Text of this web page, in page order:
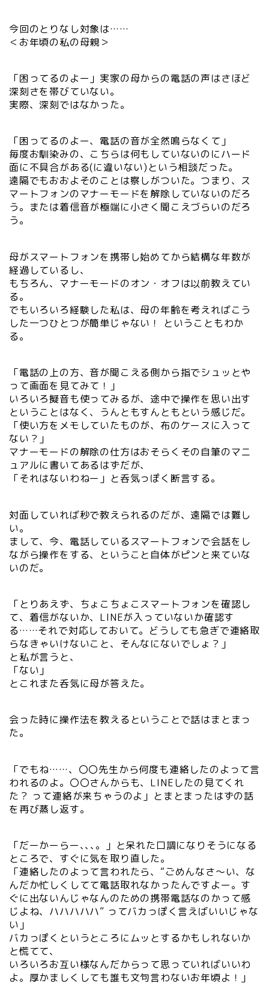
今回のとりなし対象は……
＜お年頃の私の母親＞
「困ってるのよー」実家の母からの電話の声はさほど
深刻さを帯びていない。
実際、深刻ではなかった。
「困ってるのよー、電話の音が全然鳴らなくて」
毎度お馴染みの、こちらは何もしていないのにハード
面に不具合がある(に違いない)という相談だった。
遠隔でもおおよそのことは察しがついた。つまり、ス
マートフォンのマナーモードを解除していないのだろ
う。または着信音が極端に小さく聞こえづらいのだろ
う。
母がスマートフォンを携帯し始めてから結構な年数が
経過しているし、
もちろん、マナーモードのオン・オフは以前教えてい
る。
でもいろいろ経験した私は、母の年齢を考えればこう
した一つひとつが簡単じゃない！ ということもわか
る。
「電話の上の方、音が聞こえる側から指でシュッとや
って画面を見てみて！」
いろいろ擬音も使ってみるが、途中で操作を思い出す
ということはなく、うんともすんともという感じだ。
「使い方をメモしていたものが、布のケースに入って
ない？」
マナーモードの解除の仕方はおそらくその自筆のマニ
ュアルに書いてあるはずだが、
「それはないわねー」と呑気っぽく断言する。
対面していれば秒で教えられるのだが、遠隔では難し
い。
まして、今、電話しているスマートフォンで会話をし
ながら操作をする、ということ自体がピンと来ていな
いのだ。
「とりあえず、ちょこちょこスマートフォンを確認し
て、着信がないか、LINEが入っていないか確認す
る……それで対応しておいて。どうしても急ぎで連絡取
らなきゃいけないこと、そんなにないでしょ？」
と私が言うと、
「ない」
とこれまた呑気に母が答えた。
会った時に操作法を教えるということで話はまとまっ
た。
「でもね……、〇〇先生から何度も連絡したのよって言
われるのよ。〇〇さんからも、LINEしたの見てくれ
た？ って連絡が来ちゃうのよ」とまとまったはずの話
を再び蒸し返す。
「だーかーらー､､､。」と呆れた口調になりそうになる
ところで、すぐに気を取り直した。
「連絡したのよって言われたら、“ごめんなさ～い、な
んだか忙しくしてて電話取れなかったんですよー。す
ぐに出ないんじゃなんのための携帯電話なのかって感
じよね、ハハハハハ” ってバカっぽく言えばいいじゃな
い」
バカっぽくというところにムッとするかもしれないか
と慌てて、
いろいろお互い様なんだからって思っていればいいわ
よ。厚かましくしても誰も文句言わないお年頃よ！」